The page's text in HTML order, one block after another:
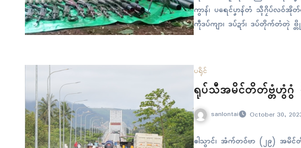
ကွာန်၊ ပရေၚ်ပၞာန်တံ သ္ၚဳဂၠိပ်လဝ်အို
ကဵုဒပ်ကျာ၊ ဒပ်ဍာ်၊ ဒပ်တိုက်တံတုဲ
လုပ်သီုကဵု ဂကောံဒပ်ပၠန်ဂတးရပ်လွဟ်
ပရိုၚ်
ရုပ်သီအမိၚ်တိတ်ဗ္တံဟွံဂွံ
sanlontai October 30,
ၜါသွာၚ်၊ အံက်တဝ်ဗာ (၂၉) အမိၚ်